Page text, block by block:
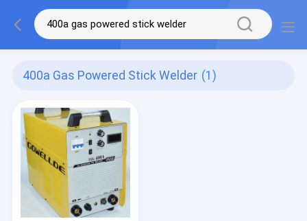
400a Gas Powered Stick Welder (1)